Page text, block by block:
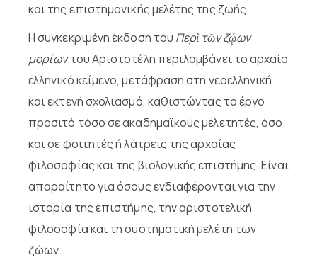
και της επιστημονικής μελέτης της ζωής.
Η συγκεκριμένη έκδοση του Περὶ τῶν ζῴων
μορίωντου Αριστοτέλη περιλαμβάνει το αρχαίο
ελληνικό κείμενο, μετάφραση στη νεοελληνική
και εκτενή σχολιασμό, καθιστώντας το έργο
προσιτό τόσο σε ακαδημαϊκούς μελετητές, όσο
και σε φοιτητές ή λάτρεις της αρχαίας
φιλοσοφίας και της βιολογικής επιστήμης. Είναι
απαραίτητο για όσους ενδιαφέρονται για την
ιστορία της επιστήμης, την αριστοτελική
φιλοσοφία και τη συστηματική μελέτη των
ζώων.